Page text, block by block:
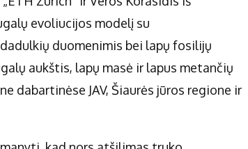
evoliucijos modelį su
duomenimis bei lapų fosilijų
aukštis, lapų masė ir lapus metančių
dabartinėse JAV, Šiaurės jūros regione ir